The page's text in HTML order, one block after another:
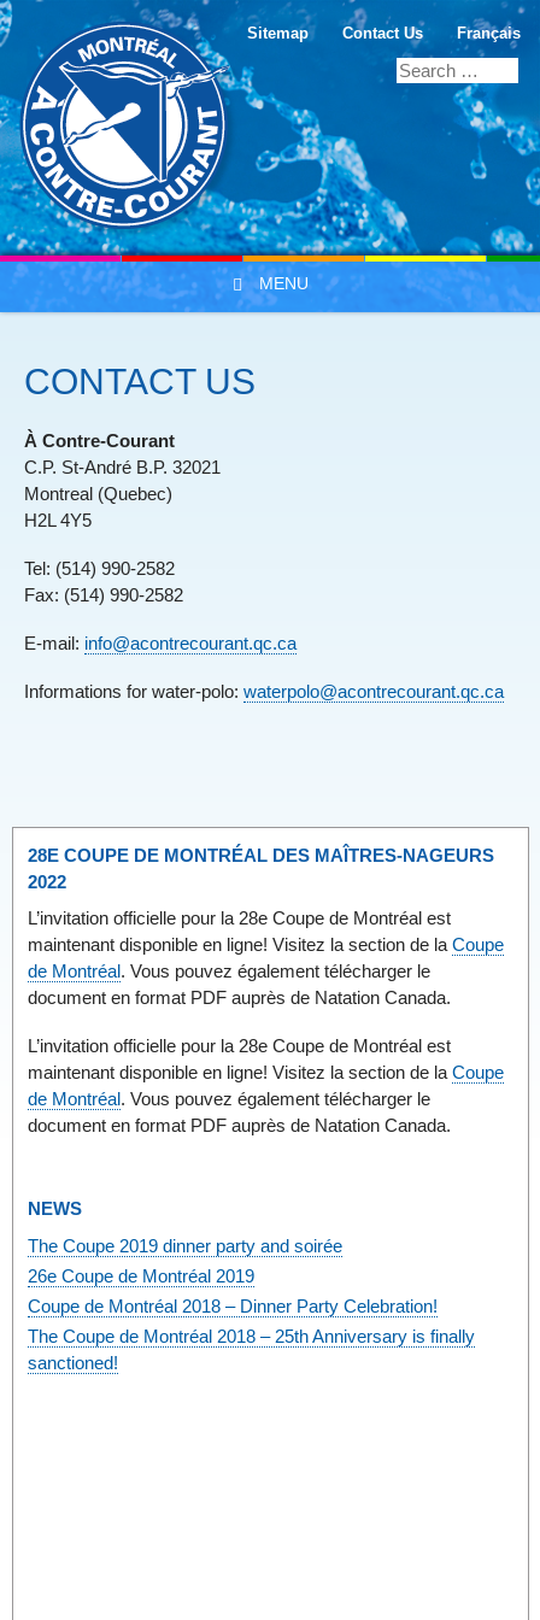
MENU
CONTACT US
À Contre-Courant
C.P. St-André B.P. 32021
Montreal (Quebec)
H2L 4Y5
Tel: (514) 990-2582
Fax: (514) 990-2582
E-mail: info@acontrecourant.qc.ca
Informations for water-polo: waterpolo@acontrecourant.qc.ca
28E COUPE DE MONTRÉAL DES MAÎTRES-NAGEURS
2022
L’invitation officielle pour la 28e Coupe de Montréal est
maintenant disponible en ligne! Visitez la section de la Coupe
de Montréal. Vous pouvez également télécharger le
document en format PDF auprès de Natation Canada.
L’invitation officielle pour la 28e Coupe de Montréal est
maintenant disponible en ligne! Visitez la section de la Coupe
de Montréal. Vous pouvez également télécharger le
document en format PDF auprès de Natation Canada.
NEWS
The Coupe 2019 dinner party and soirée
26e Coupe de Montréal 2019
Coupe de Montréal 2018 – Dinner Party Celebration!
The Coupe de Montréal 2018 – 25th Anniversary is finally
sanctioned!
Sitemap Contact Us Français